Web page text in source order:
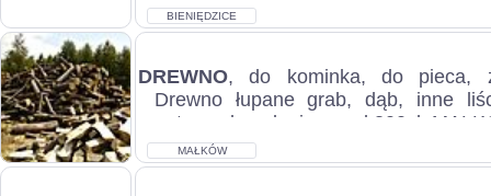
BIENIĘDZICE
DREWNO, do kominka, do pieca,
Drewno łupane grab, dąb, inne
gotowe do palenia, c. od 300zł.
MAŁKÓW